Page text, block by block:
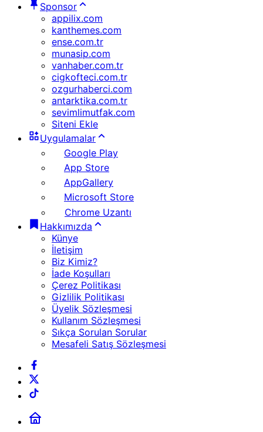
Sponsor
appilix.com
kanthemes.com
ense.com.tr
munasip.com
vanhaber.com.tr
cigkofteci.com.tr
ozgurhaberci.com
antarktika.com.tr
sevimlimutfak.com
Siteni Ekle
Uygulamalar
Google Play
App Store
AppGallery
Microsoft Store
Chrome Uzantı
Hakkımızda
Künye
İletişim
Biz Kimiz?
İade Koşulları
Çerez Politikası
Gizlilik Politikası
Üyelik Sözleşmesi
Kullanım Sözleşmesi
Sıkça Sorulan Sorular
Mesafeli Satış Sözleşmesi